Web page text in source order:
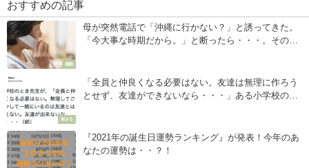
おすすめの記事
感動
母が突然電話で「沖縄に行かない？」と誘ってきた。
「今大事な時期だから。」と断ったら・・・。その後
刺さる
「全員と仲良くなる必要はない。友達は無理に作ろう
とせず、友達ができないなら・・・」ある小学校の先
『2021年の誕生日運勢ランキング』が発表！今年のあ
なたの運勢は・・？！